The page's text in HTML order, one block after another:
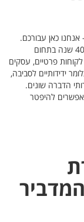
כאן עבורכם.
חברת המדביר המזמר היא בעלת ניסיון של למעלה מ-40 שנה בתחום
לקוחות פרטיים, עסקים
ידידותיים לסביבה,
הדברה שונים.
להיפטר